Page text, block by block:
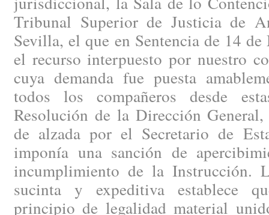
Tribunal Superior de Justicia de
Sevilla, el que en Sentencia de 14
el recurso interpuesto por nuestro
cuya demanda fue puesta
todos los compañeros desde
Resolución de la Dirección
de alzada por el Secretario de
imponía una sanción de
incumplimiento de la Instrucción.
sucinta y expeditiva establece
principio de legalidad material